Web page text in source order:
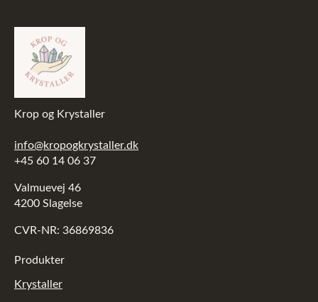
Krop og Krystaller
info@kropogkrystaller.dk
+45 60 14 06 37
Valmuevej 46
4200 Slagelse
CVR-NR: 36869836
Produkter
Krystaller